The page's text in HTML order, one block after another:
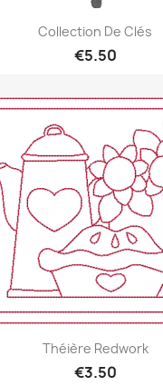
Collection De Clés
€5.50
Théière Redwork
€3.50